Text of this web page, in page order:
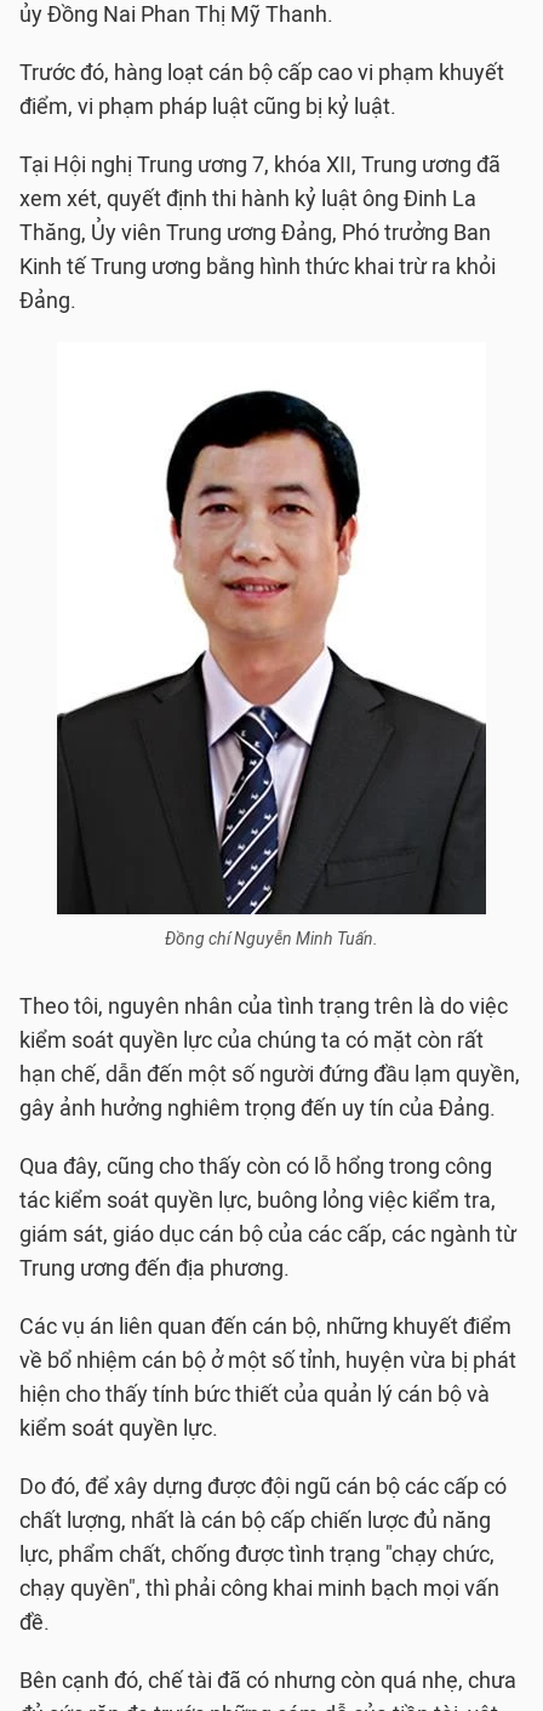
ủy Đồng Nai Phan Thị Mỹ Thanh.
Trước đó, hàng loạt cán bộ cấp cao vi phạm khuyết
điểm, vi phạm pháp luật cũng bị kỷ luật.
Tại Hội nghị Trung ương 7, khóa XII, Trung ương đã
xem xét, quyết định thi hành kỷ luật ông Đinh La
Thăng, Ủy viên Trung ương Đảng, Phó trưởng Ban
Kinh tế Trung ương bằng hình thức khai trừ ra khỏi
Đảng.
Đồng chí Nguyễn Minh Tuấn.
Theo tôi, nguyên nhân của tình trạng trên là do việc
kiểm soát quyền lực của chúng ta có mặt còn rất
hạn chế, dẫn đến một số người đứng đầu lạm quyền,
gây ảnh hưởng nghiêm trọng đến uy tín của Đảng.
Qua đây, cũng cho thấy còn có lỗ hổng trong công
tác kiểm soát quyền lực, buông lỏng việc kiểm tra,
giám sát, giáo dục cán bộ của các cấp, các ngành từ
Trung ương đến địa phương.
Các vụ án liên quan đến cán bộ, những khuyết điểm
về bổ nhiệm cán bộ ở một số tỉnh, huyện vừa bị phát
hiện cho thấy tính bức thiết của quản lý cán bộ và
kiểm soát quyền lực.
Do đó, để xây dựng được đội ngũ cán bộ các cấp có
chất lượng, nhất là cán bộ cấp chiến lược đủ năng
lực, phẩm chất, chống được tình trạng "chạy chức,
chạy quyền", thì phải công khai minh bạch mọi vấn
đề.
Bên cạnh đó, chế tài đã có nhưng còn quá nhẹ, chưa